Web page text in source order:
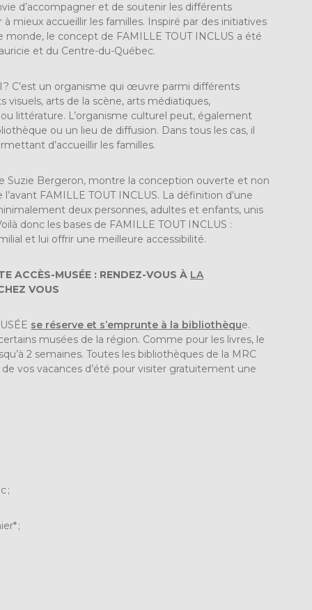
d’accompagner et de soutenir les différents
mieux accueillir les familles. Inspiré par des initiatives
monde, le concept de FAMILLE TOUT INCLUS a été
et du Centre-du-Québec.
C’est un organisme qui œuvre parmi différents
visuels, arts de la scène, arts médiatiques,
littérature. L’organisme culturel peut, également
ou un lieu de diffusion. Dans tous les cas, il
d’accueillir les familles.
Suzie Bergeron, montre la conception ouverte et non
FAMILLE TOUT INCLUS. La définition d’une
deux personnes, adultes et enfants, unis
donc les bases de FAMILLE TOUT INCLUS :
et lui offrir une meilleure accessibilité.
ACCÈS-MUSÉE : RENDEZ-VOUS À LA
VOUS
se réserve et s’emprunte à la bibliothèque.
musées de la région. Comme pour les livres, le
2 semaines. Toutes les bibliothèques de la MRC
vos vacances d’été pour visiter gratuitement une
;
;